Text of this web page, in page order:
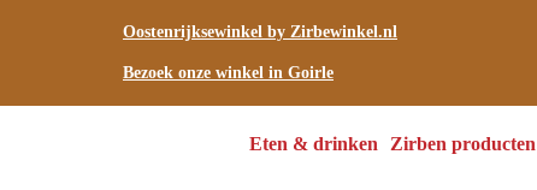
Oostenrijksewinkel by Zirbewinkel.nl
Bezoek onze winkel in Goirle
Eten & drinken Zirben producten